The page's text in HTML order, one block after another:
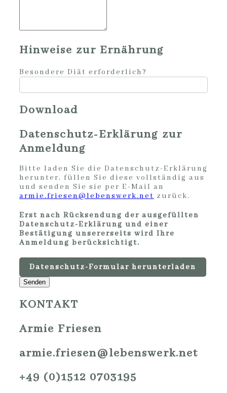
Hinweise zur Ernährung
Besondere Diät erforderlich?
Download
Datenschutz-Erklärung zur
Anmeldung
Bitte laden Sie die Datenschutz-Erklärung
herunter, füllen Sie diese vollständig aus
und senden Sie sie per E-Mail an
armie.friesen@lebenswerk.net zurück.
Erst nach Rücksendung der ausgefüllten
Datenschutz-Erklärung und einer
Bestätigung unsererseits wird Ihre
Anmeldung berücksichtigt.
Datenschutz-Formular herunterladen
Senden
KONTAKT
Armie Friesen
armie.friesen@lebenswerk.net
+49 (0)1512 0703195